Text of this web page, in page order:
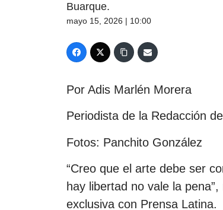
Buarque.
mayo 15, 2026 | 10:00
Por Adis Marlén Morera
Periodista de la Redacción
Fotos: Panchito González
“Creo que el arte debe ser
hay libertad no vale la
exclusiva con Prensa Latina.